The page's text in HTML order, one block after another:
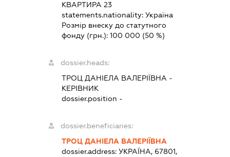
КВАРТИРА 23
statements.nationality:Україна
Розмір внеску до статутного
фонду (грн.):100 000 (50 %)
dossier.heads:
ТРОЦ ДАНІЕЛА ВАЛЕРІЇВНА -
КЕРІВНИК
dossier.position -
dossier.beneficiaries:
ТРОЦ ДАНІЕЛА ВАЛЕРІЇВНА
dossier.address:УКРАЇНА, 67801,